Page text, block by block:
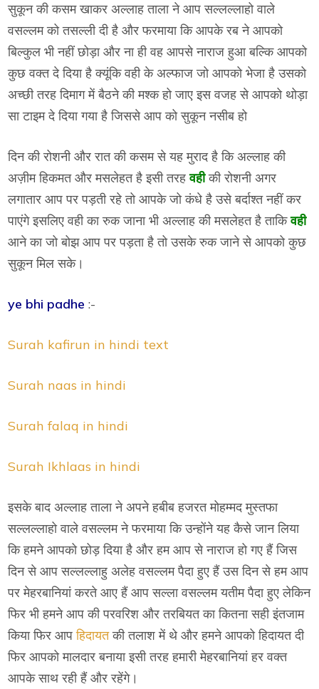
सुकून की कसम खाकर अल्लाह ताला ने आप सल्लल्लाहो वाले
वसल्लम को तसल्ली दी है और फरमाया कि आपके रब ने आपको
बिल्कुल भी नहीं छोड़ा और ना ही वह आपसे नाराज हुआ बल्कि आपको
कुछ वक्त दे दिया है क्यूंकि वही के अल्फाज जो आपको भेजा है उसको
अच्छी तरह दिमाग में बैठने की मश्क हो जाए इस वजह से आपको थोड़ा
सा टाइम दे दिया गया है जिससे आप को सुकून नसीब हो
दिन की रोशनी और रात की कसम से यह मुराद है कि अल्लाह की
अज़ीम हिकमत और मसलेहत है इसी तरहवहीकी रोशनी अगर
लगातार आप पर पड़ती रहे तो आपके जो कंधे है उसे बर्दाश्त नहीं कर
पाएंगे इसलिए वही का रुक जाना भी अल्लाह की मसलेहत है ताकिवही
आने का जो बोझ आप पर पड़ता है तो उसके रुक जाने से आपको कुछ
सुकून मिल सके।
ye bhi padhe :-
Surah kafirun in hindi text
Surah naas in hindi
Surah falaq in hindi
Surah Ikhlaas in hindi
इसके बाद अल्लाह ताला ने अपने हबीब हजरत मोहम्मद मुस्तफा
सल्लल्लाहो वाले वसल्लम ने फरमाया कि उन्होंने यह कैसे जान लिया
कि हमने आपको छोड़ दिया है और हम आप से नाराज हो गए हैं जिस
दिन से आप सल्लल्लाहु अलेह वसल्लम पैदा हुए हैं उस दिन से हम आप
पर मेहरबानियां करते आए हैं आप सल्ला वसल्लम यतीम पैदा हुए लेकिन
फिर भी हमने आप की परवरिश और तरबियत का कितना सही इंतजाम
किया फिर आपहिदायतकी तलाश में थे और हमने आपको हिदायत दी
फिर आपको मालदार बनाया इसी तरह हमारी मेहरबानियां हर वक्त
आपके साथ रही हैं और रहेंगे।